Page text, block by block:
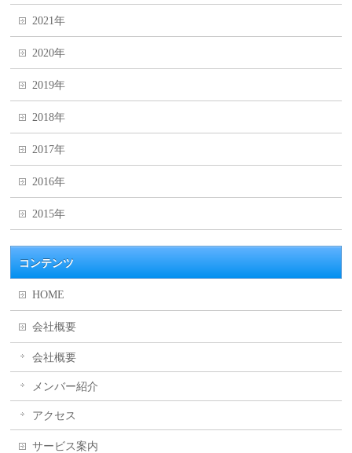
2021年
2020年
2019年
2018年
2017年
2016年
2015年
コンテンツ
HOME
会社概要
会社概要
メンバー紹介
アクセス
サービス案内